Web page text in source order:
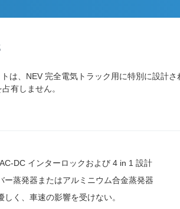
は、NEV 完全電気トラック用に特別に設計
有しません。
DC インターロックおよび 4 in 1 設計
蒸発器またはアルミニウム合金蒸発器
く、車速の影響を受けない。